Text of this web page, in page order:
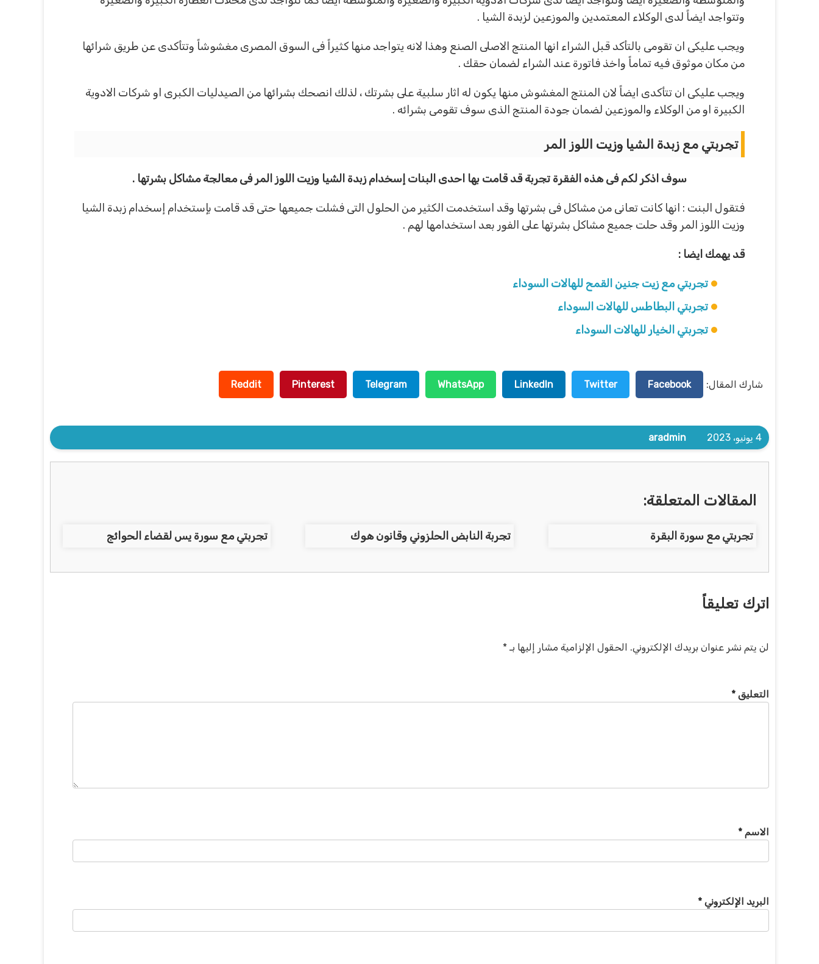
وتتواجد ايضاً لدى الوكلاء المعتمدين والموزعين لزبدة الشيا .
ويجب عليكى ان تقومى بالتأكد قبل الشراء انها المنتج الاصلى الصنع وهذا لانه يتواجد منها كثيراً فى السوق المصرى مغشوشاً وتتأكدى عن طريق شرائها
من مكان موثوق فيه تماماً واخذ فاتورة عند الشراء لضمان حقك .
ويجب عليكى ان تتأكدى ايضاً لان المنتج المغشوش منها يكون له اثار سلبية على بشرتك ، لذلك انصحك بشرائها من الصيدليات الكبرى او شركات الادوية
الكبيرة او من الوكلاء والموزعين لضمان جودة المنتج الذى سوف تقومى بشرائه .
تجربتي مع زبدة الشيا وزيت اللوز المر
سوف اذكر لكم فى هذه الفقرة تجربة قد قامت بها احدى البنات إسخدام زبدة الشيا وزيت اللوز المر فى معالجة مشاكل بشرتها .
فتقول البنت : انها كانت تعانى من مشاكل فى بشرتها وقد استخدمت الكثير من الحلول التى فشلت جميعها حتى قد قامت بإستخدام إسخدام زبدة الشيا
وزيت اللوز المر وقد حلت جميع مشاكل بشرتها على الفور بعد استخدامها لهم .
قد يهمك ايضا :
تجربتي مع زيت جنين القمح للهالات السوداء
تجربتي البطاطس للهالات السوداء
تجربتي الخيار للهالات السوداء
شارك المقال: Facebook
Twitter
LinkedIn
WhatsApp
Telegram
Pinterest
Reddit
4 يونيو، 2023 aradmin
المقالات المتعلقة:
تجربتي مع سورة البقرة تجربة النابض الحلزوني وقانون هوك تجربتي مع سورة يس لقضاء الحوائج
اترك تعليقاً
لن يتم نشر عنوان بريدك الإلكتروني. الحقول الإلزامية مشار إليها بـ *
التعليق *
الاسم *
البريد الإلكتروني *